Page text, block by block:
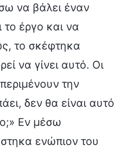
να βάλει έναν
το έργο και να
το σκέφτηκα
να γίνει αυτό. Οι
την
δεν θα είναι αυτό
Εν μέσω
ενώπιον του